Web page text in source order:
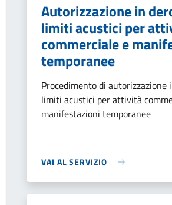
Autorizzazione in
limiti acustici per
commerciale e
temporanee
Procedimento di autorizzazione
limiti acustici per attività
manifestazioni temporanee
VAI AL SERVIZIO